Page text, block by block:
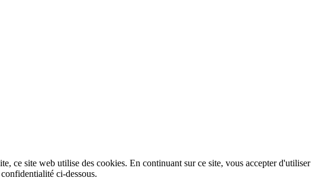
ce site web utilise des cookies. En continuant sur ce site, vous accepter
ci-dessous.